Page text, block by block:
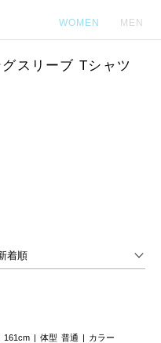
WOMEN MEN
スリーブ Tシャツ
161cm 体型 普通
カラー